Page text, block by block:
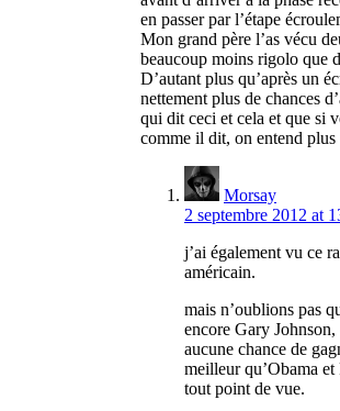
en passer par l’étape
Mon grand père l’as vécu
beaucoup moins rigolo que
D’autant plus qu’après un
nettement plus de chances
qui dit ceci et cela et que si
comme il dit, on entend
Morsay
2 septembre 2012 at
j’ai également vu ce
américain.
mais n’oublions pas
encore Gary Johnson,
aucune chance de
meilleur qu’Obama
tout point de vue.